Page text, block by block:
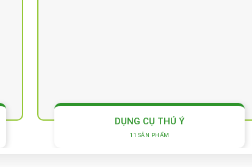
DỤNG CỤ THÚ Ý
11 SẢN PHẨM